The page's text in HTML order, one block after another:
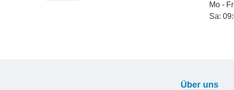
Mo -
Sa:
Über uns